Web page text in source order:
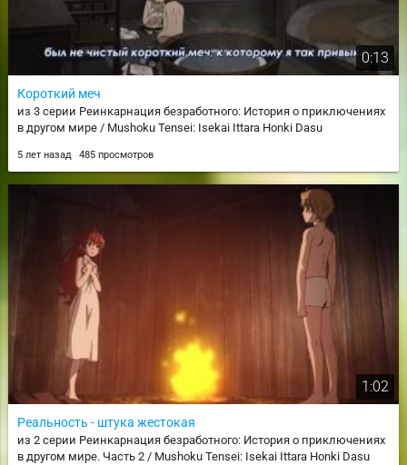
0:13
Короткий меч
из 3 серии Реинкарнация безработного: История о приключениях
в другом мире / Mushoku Tensei: Isekai Ittara Honki Dasu
5 лет назад 485 просмотров
1:02
Реальность - штука жестокая
из 2 серии Реинкарнация безработного: История о приключениях
в другом мире. Часть 2 / Mushoku Tensei: Isekai Ittara Honki Dasu